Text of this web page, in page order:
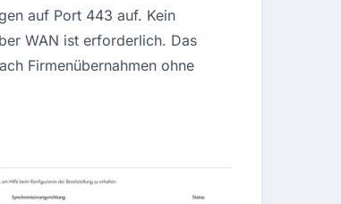
auf Port 443 auf. Kein
WAN ist erforderlich. Das
Firmenübernahmen ohne